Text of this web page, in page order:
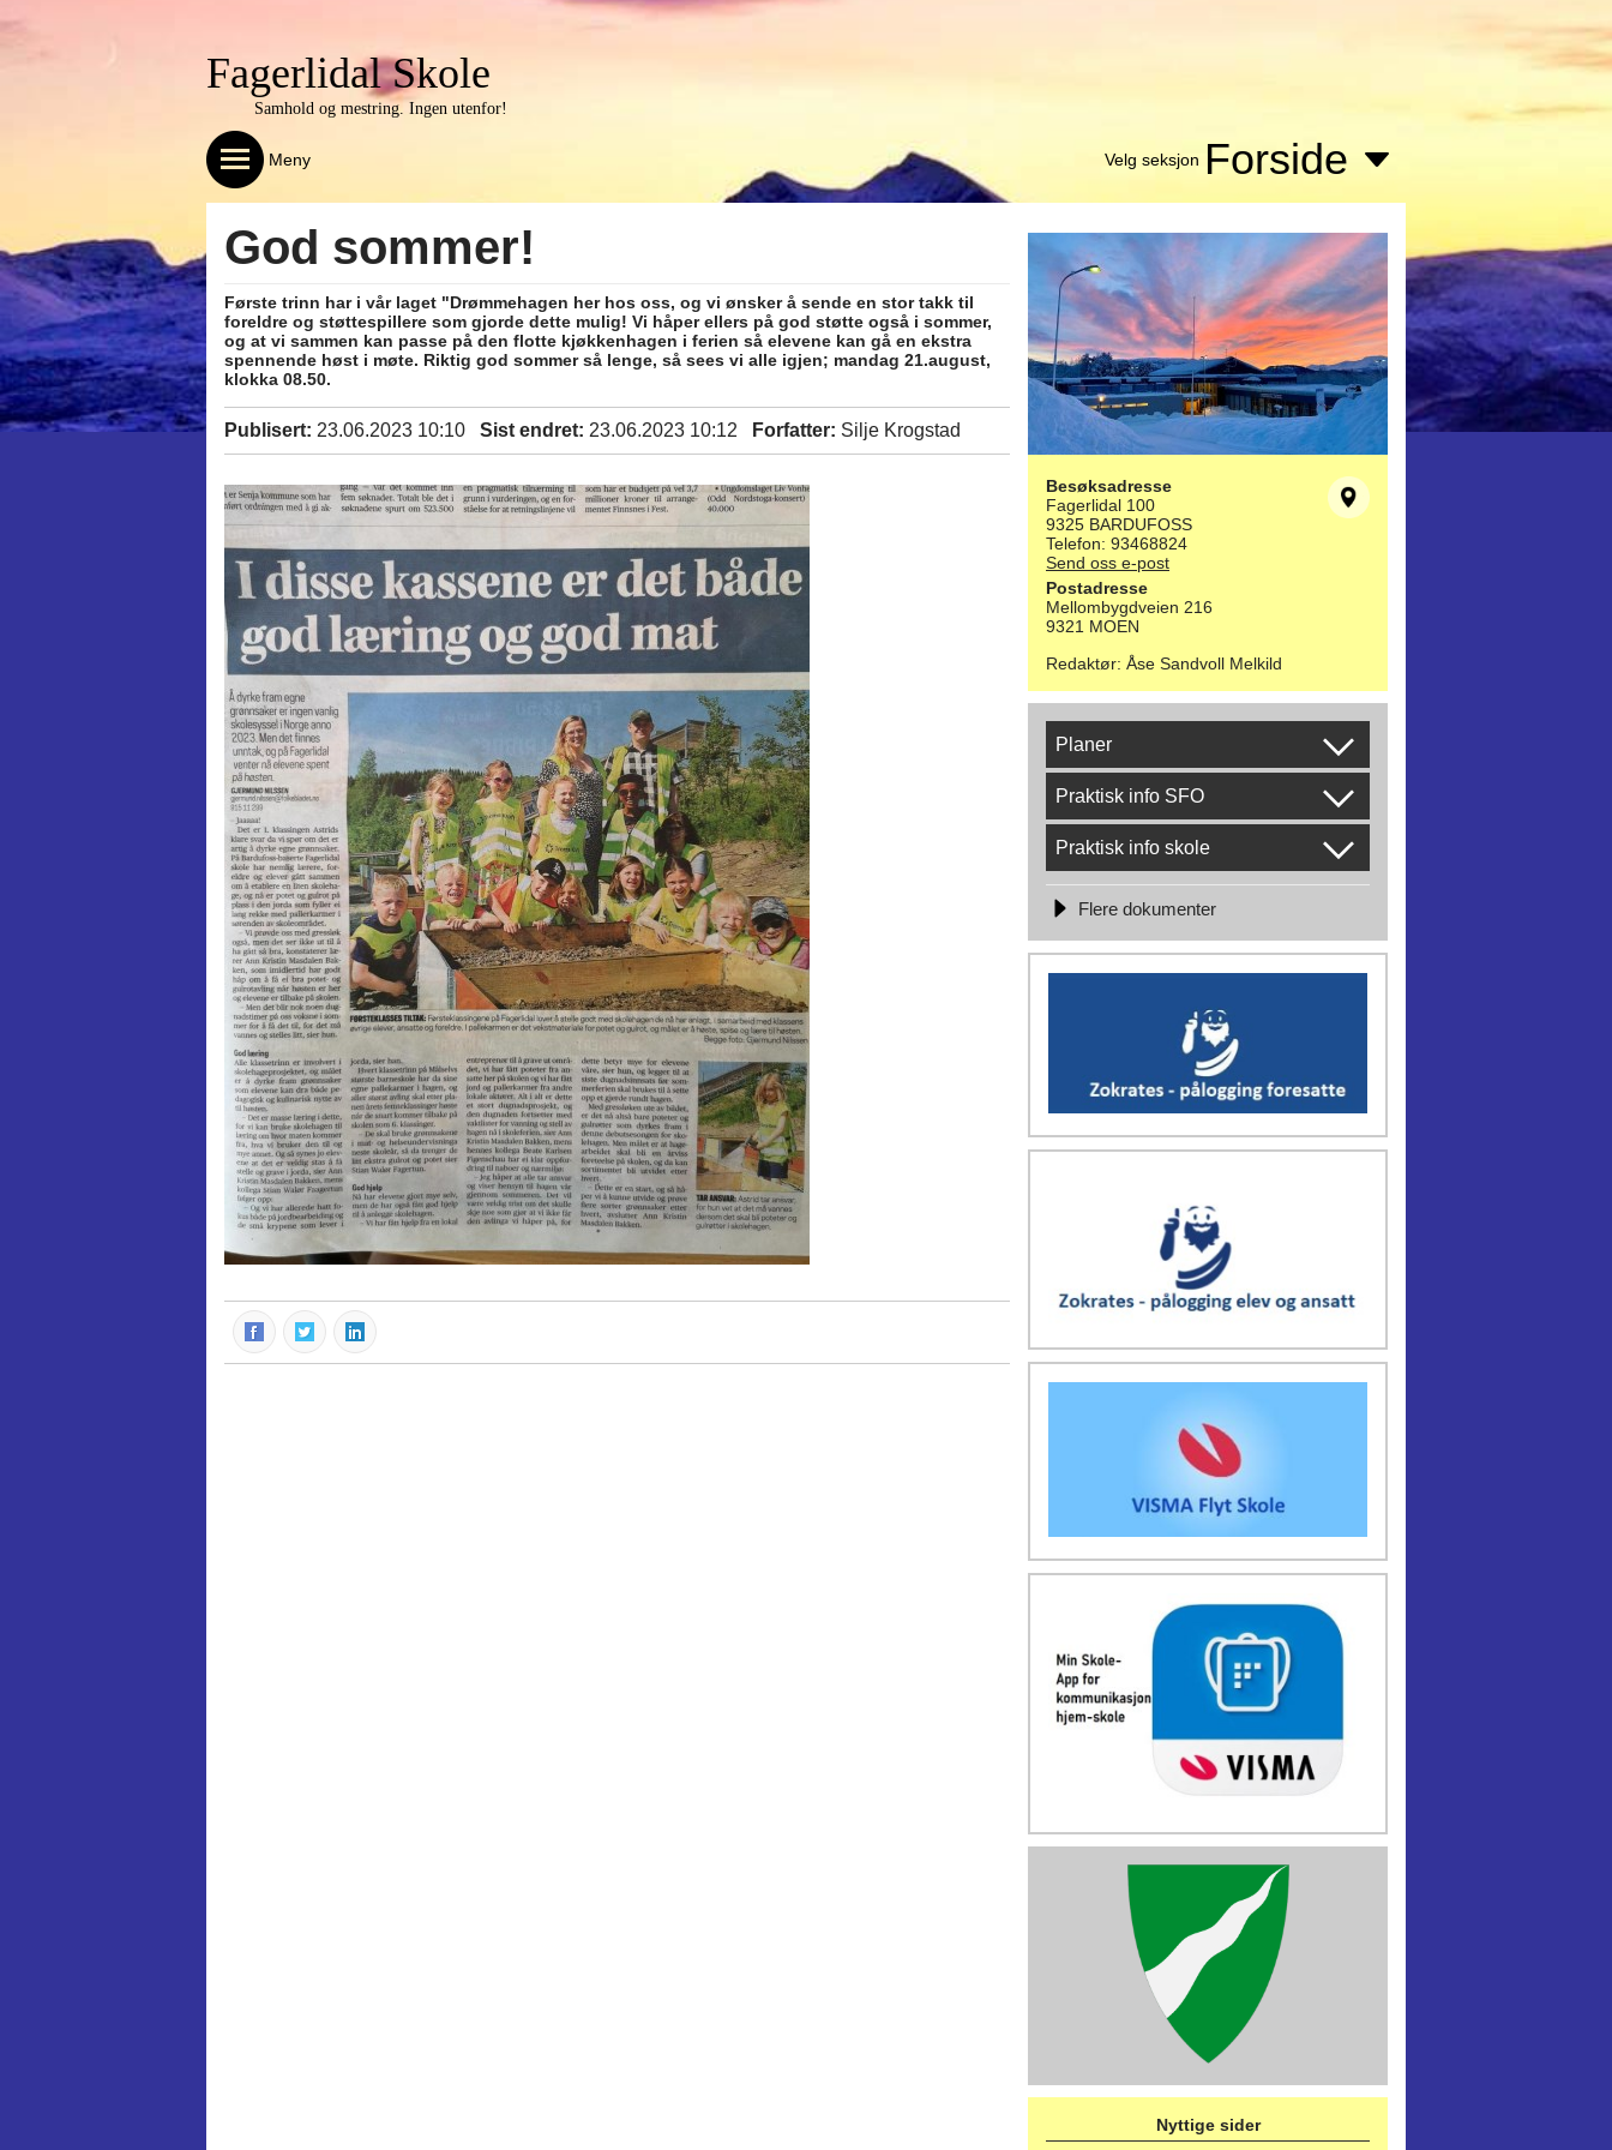
Fagerlidal Skole
Samhold og mestring. Ingen utenfor!
Meny Velg seksjon Forside
Besøksadresse
Fagerlidal 100
9325 BARDUFOSS
Telefon: 93468824
Send oss e-post
Postadresse
Mellombygdveien 216
9321 MOEN
Redaktør: Åse Sandvoll Melkild
Planer
Praktisk info SFO
Praktisk info skole
Flere dokumenter
Nyttige sider
God sommer!
Første trinn har i vår laget "Drømmehagen her hos oss, og vi ønsker å sende en stor takk til
foreldre og støttespillere som gjorde dette mulig! Vi håper ellers på god støtte også i sommer,
og at vi sammen kan passe på den flotte kjøkkenhagen i ferien så elevene kan gå en ekstra
spennende høst i møte. Riktig god sommer så lenge, så sees vi alle igjen; mandag 21.august,
klokka 08.50.
Publisert: 23.06.2023 10:10 Sist endret: 23.06.2023 10:12 Forfatter: Silje Krogstad